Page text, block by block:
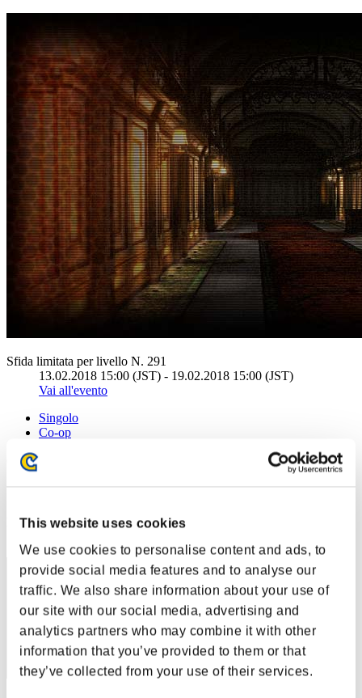
This website uses cookies
We use cookies to personalise content and ads, to
provide social media features and to analyse our
traffic. We also share information about your use of
our site with our social media, advertising and
analytics partners who may combine it with other
information that you’ve provided to them or that
they’ve collected from your use of their services.
Sfida limitata per livello N. 291
13.02.2018 15:00 (JST) - 19.02.2018 15:00 (JST)
Vai all'evento
Singolo
Co-op
(Le classifiche sono aggiornate ogni 6 ore)
Classifiche
Posizione